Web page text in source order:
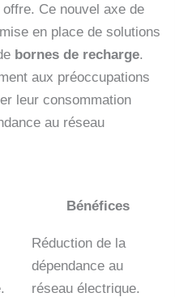
Ce nouvel axe de
en place de solutions
bornes de recharge.
aux préoccupations
leur consommation
au réseau
Bénéfices
Réduction de la
dépendance au
réseau électrique.